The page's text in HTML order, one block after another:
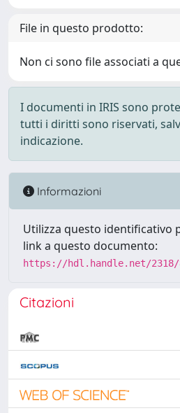
File in questo prodotto:
Non ci sono file associati a
I documenti in IRIS sono
tutti i diritti sono riservati,
indicazione.
Informazioni
Utilizza questo identificativo
link a questo documento:
https://hdl.handle.net/2318/
Citazioni